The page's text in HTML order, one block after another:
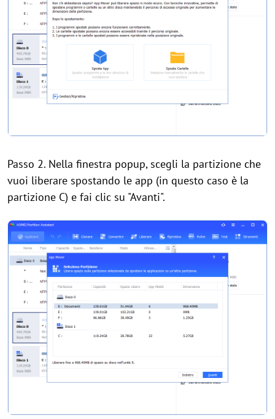
Passo 2. Nella finestra popup, scegli la partizione che
vuoi liberare spostando le app (in questo caso è la
partizione C) e fai clic su "Avanti".